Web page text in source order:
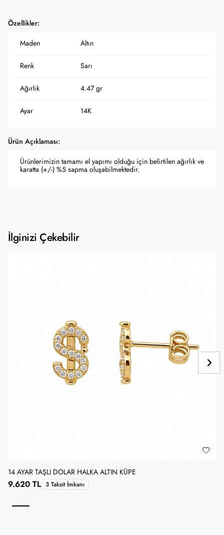
Özellikler:
Maden Altın
Renk Sarı
Ağırlık 4.47 gr
Ayar 14K
Ürün Açıklaması:
Ürünlerimizin tamamı el yapımı olduğu için belirtilen ağırlık ve
karatta (+/-) %5 sapma oluşabilmektedir.
İlginizi Çekebilir
14 AYAR TAŞLI DOLAR HALKA ALTIN KÜPE
9.620 TL 3 Taksit İmkanı